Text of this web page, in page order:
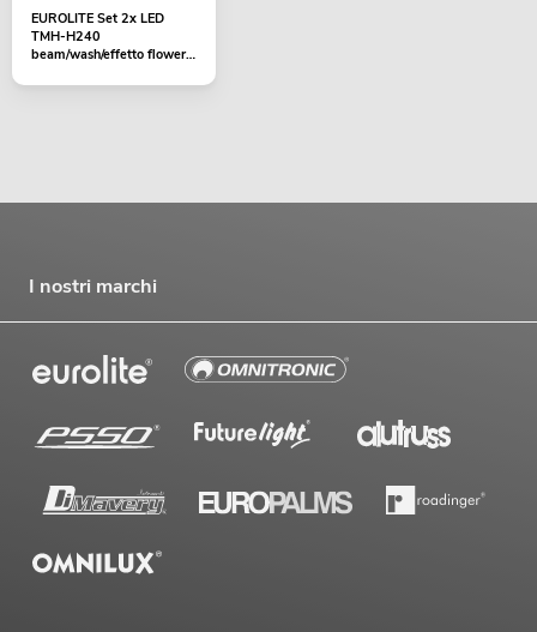
EUROLITE Set 2x LED
TMH-H240
beam/wash/effetto flower
I nostri marchi